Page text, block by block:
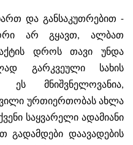
და განსაკუთრებით -
არ გყავთ, ალბათ
დროს თავი უნდა
გარკვეული სახის
ეს მნიშვნელოვანია,
ურთიერთობას ახლა
საყვარელი ადამიანი
გადამდები დაავადების